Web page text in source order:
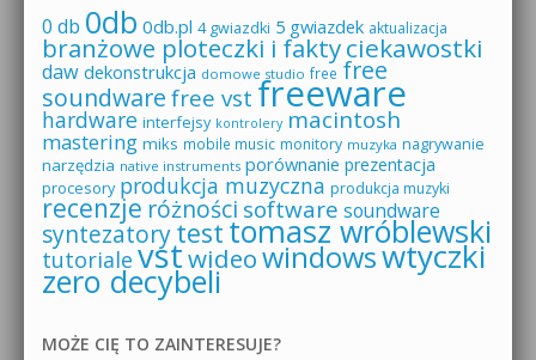
0 db 0db 0db.pl 4 gwiazdki 5 gwiazdek aktualizacja
branżowe ploteczki i faktyciekawostki
daw dekonstrukcja domowe studio free free
soundware free vst freeware
hardware interfejsy kontrolery macintosh
mastering miks mobile music monitory muzyka nagrywanie
narzędzia native instruments porównanie prezentacja
procesory produkcja muzyczna produkcja muzyki
recenzje różności software soundware
syntezatorytesttomasz wróblewski
tutoriale vstwideowindowswtyczki
zero decybeli
MOŻE CIĘ TO ZAINTERESUJE?